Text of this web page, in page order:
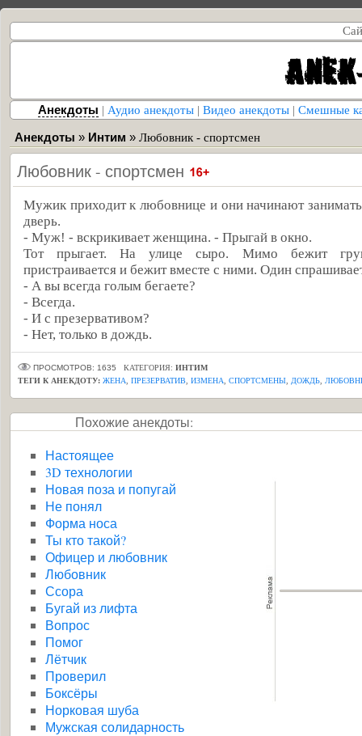
Анекдоты | Аудио анекдоты | Видео анекдоты | Смешные
Анекдоты » Интим » Любовник - спортсмен
Любовник - спортсмен
Мужик приходит к любовнице и они начинают
дверь.
- Муж! - вскрикивает женщина. - Прыгай в окно.
Тот прыгает. На улице сыро. Мимо бежит
пристраивается и бежит вместе с ними. Один
- А вы всегда голым бегаете?
- Всегда.
- И с презервативом?
- Нет, только в дождь.
ПРОСМОТРОВ: 1635 КАТЕГОРИЯ: ИНТИМ
ТЕГИ К АНЕКДОТУ: ЖЕНА ПРЕЗЕРВАТИВ ИЗМЕНА СПОРТСМЕНЫ ДОЖДЬ
Похожие анекдоты:
Настоящее
3D технологии
Новая поза и попугай
Не понял
Форма носа
Ты кто такой?
Офицер и любовник
Любовник
Ссора
Бугай из лифта
Вопрос
Помог
Лётчик
Проверил
Боксёры
Норковая шуба
Мужская солидарность